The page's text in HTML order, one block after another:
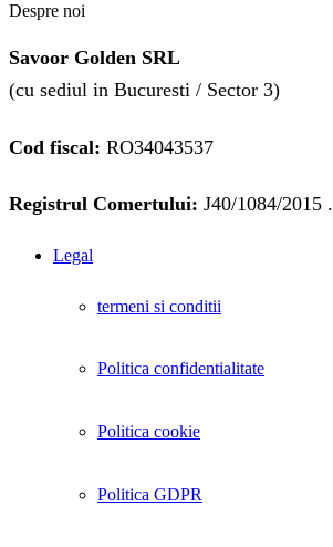
Despre noi
Savoor Golden SRL
(cu sediul in Bucuresti / Sector 3)
Cod fiscal: RO34043537
Registrul Comertului: J40/1084/2015 .
Legal
termeni si conditii
Politica confidentialitate
Politica cookie
Politica GDPR